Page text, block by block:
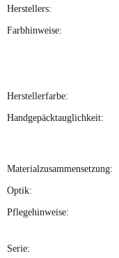
Herstellers:
Farbhinweise:
Herstellerfarbe:
Handgepäcktauglichkeit:
Materialzusammensetzung:
Optik:
Pflegehinweise:
Serie: